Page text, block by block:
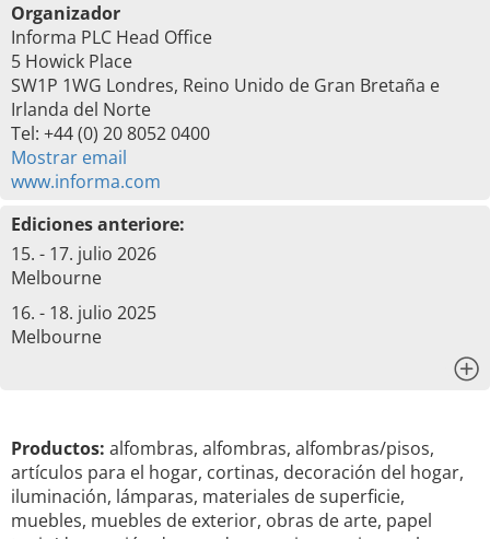
Organizador
Informa PLC Head Office
5 Howick Place
SW1P 1WG Londres, Reino Unido de Gran Bretaña e
Irlanda del Norte
Tel: +44 (0) 20 8052 0400
Mostrar email
www.informa.com
Ediciones anteriore:
15. - 17. julio 2026
Melbourne
16. - 18. julio 2025
Melbourne
Productos: alfombras, alfombras, alfombras/pisos,
artículos para el hogar, cortinas, decoración del hogar,
iluminación, lámparas, materiales de superficie,
muebles, muebles de exterior, obras de arte, papel